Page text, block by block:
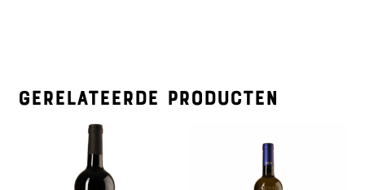
Gerelateerde producten